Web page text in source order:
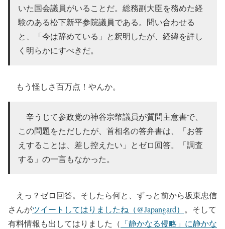
いた国会議員がいることだ。総務副大臣を務めた経
験のある松下新平参院議員である。問い合わせる
と、「今は辞めている」と釈明したが、経緯を詳し
く明らかにすべきだ。
もう怪しさ百万点！やんか。
辛うじて参政党の神谷宗幣議員が質問主意書で、
この問題をただしたが、首相名の答弁書は、「お答
えすることは、差し控えたい」とゼロ回答。「調査
する」の一言もなかった。
えっ？ゼロ回答。そしたら何と、ずっと前から坂東忠信
さんがツイートしてはりましたね（@Japangard） 。そして
有料情報も出してはりました（ 「静かなる侵略」に静かな